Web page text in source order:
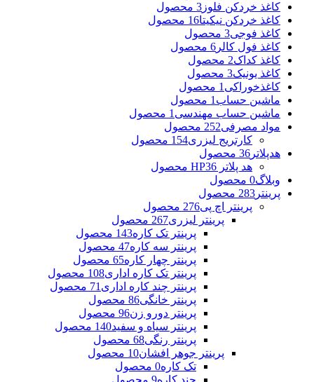
کاغذ خردکن فلوز 3 محصول
کاغذ خردکن نیکیتا16 محصول
کاغذ فوجی3 محصول
کاغذ فول کالر 6 محصول
کاغذ کداک2 محصول
کاغذ یونیک3 محصول
کاغذخوراکی 1 محصول
ماشین حساب 1 محصول
ماشین حساب مهندسی 1 محصول
مواد مصرفی252 محصول
کارتریج لیزری154 محصول
هدپلاتر 36 محصول
هد پلاتر HP 36 محصول
وبلاگ0 محصول
پرینتر 283 محصول
پرینتر اچ پی276 محصول
پرینتر لیزری267 محصول
پرینتر تک کاره143 محصول
پرینتر سه کاره47 محصول
پرینتر چهار کاره65 محصول
پرینتر تک کاره اداری108 محصول
پرینتر چند کاره اداری 71 محصول
پرینتر خانگی86 محصول
پرینتر دورو زن96 محصول
پرینتر سیاه و سفید140 محصول
پرینتر رنگی68 محصول
پرینتر جوهر افشان10 محصول
تک کاره0 محصول
چند کاره9 محصول